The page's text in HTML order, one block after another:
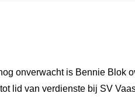
onverwacht is Bennie Blok
lid van verdienste bij SV